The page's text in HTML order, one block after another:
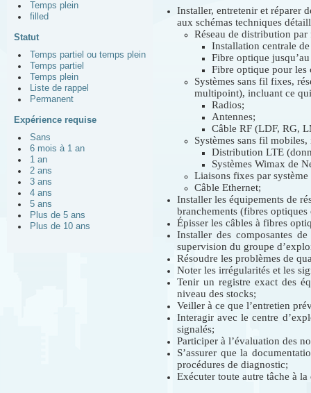
Temps plein
filled
Statut
Temps partiel ou temps plein
Temps partiel
Temps plein
Liste de rappel
Permanent
Expérience requise
Sans
6 mois à 1 an
1 an
2 ans
3 ans
4 ans
5 ans
Plus de 5 ans
Plus de 10 ans
Installer, entretenir et réparer
aux schémas techniques
Réseau de distribution
Installation centrale
Fibre optique
Fibre optique pour
Systèmes sans fil fixes,
multipoint), incluant ce
Radios;
Antennes;
Câble RF (LDF, RG,
Systèmes sans fil
Distribution LTE
Systèmes Wimax de
Liaisons fixes par
Câble Ethernet;
Installer les équipements de
branchements (fibres
Épisser les câbles à fibres
Installer des composantes
supervision du groupe
Résoudre les problèmes de
Noter les irrégularités et les
Tenir un registre exact des
niveau des stocks;
Veiller à ce que l’entretien
Interagir avec le centre
signalés;
Participer à l’évaluation des
S’assurer que la
procédures de diagnostic;
Exécuter toute autre tâche à